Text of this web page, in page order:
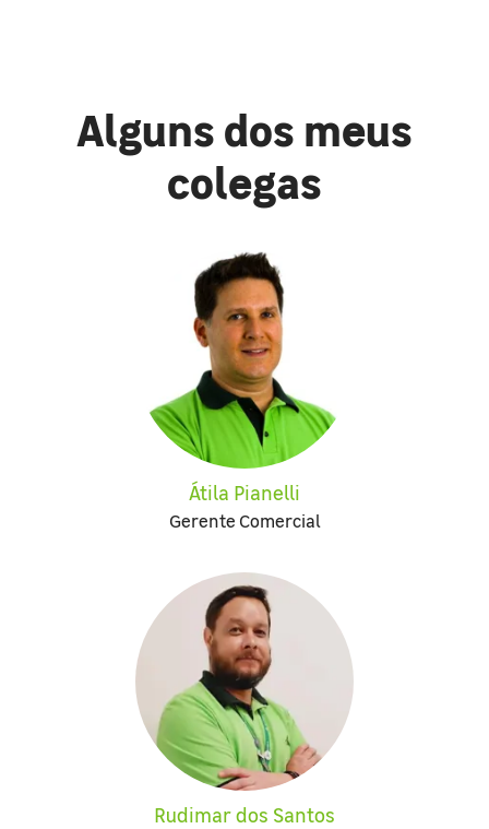
Alguns dos meus
colegas
Átila Pianelli
Gerente Comercial
Rudimar dos Santos